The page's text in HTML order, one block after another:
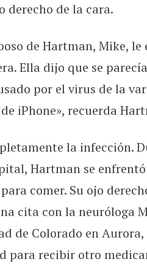
derecho de la cara.
de Hartman, Mike, le
Ella dijo que se
por el virus de la
iPhone», recuerda
la infección.
Hartman se
comer. Su ojo
cita con la neuróloga
de Colorado en
para recibir otro